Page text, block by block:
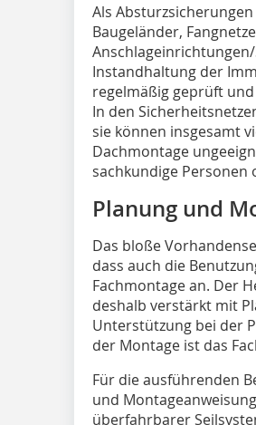
Als
Baugeländer,
Instandhaltung der
regelmäßig geprüft und
In den
sie können insgesamt
Dachmontage
sachkundige Personen
Planung und
Das bloße
dass auch die
Fachmontage an. Der
deshalb verstärkt mit
Unterstützung bei der
der Montage ist das
Für die ausführenden
und
überfahrbarer